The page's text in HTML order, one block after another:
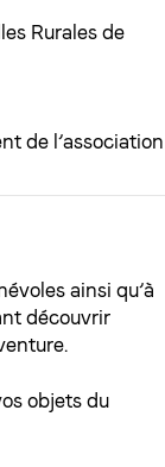
Rurales de
de l’association
ainsi qu’à
découvrir
objets du